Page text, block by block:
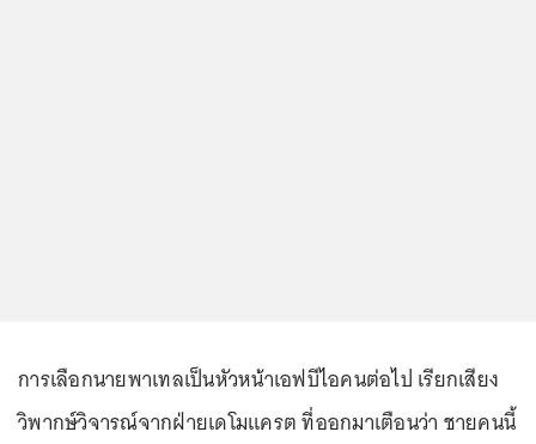
การเลือกนายพาเทลเป็นหัวหน้าเอฟบีไอคนต่อไป เรียกเสียง
วิพากษ์วิจารณ์จากฝ่ายเดโมแครต ที่ออกมาเตือนว่า ชายคนนี้